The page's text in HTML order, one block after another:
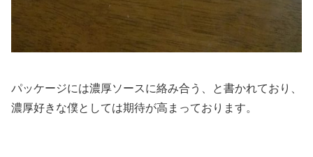
パッケージには濃厚ソースに絡み合う、と書かれており、
濃厚好きな僕としては期待が高まっております。